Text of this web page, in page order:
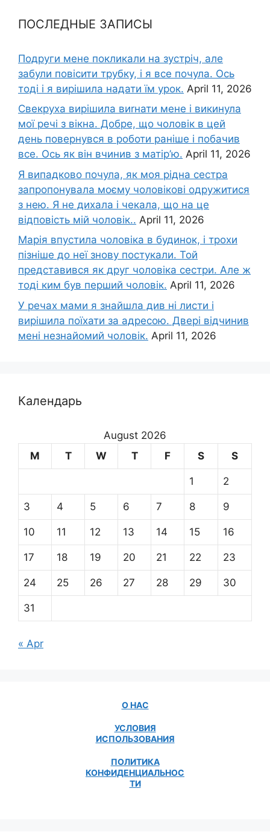
ПОСЛЕДНЫЕ ЗАПИСЫ
Подруги мене покликали на зустріч, але
забули повісити трубку, і я все почула. Ось
тоді і я вирішила надати їм урок. April 11, 2026
Свекруха вирішила виrнати мене і викинула
мої речі з вікна. Добре, що чоловік в цей
день повернувся в роботи раніше і побачив
все. Ось як він вчинив з матір’ю. April 11, 2026
Я випадково почула, як моя рідна сестра
запропонувала моєму чоловікові одружитися
з нею. Я не дихала і чекала, що на це
відповість мій чоловік.. April 11, 2026
Марія впустила чоловіка в будинок, і трохи
пізніше до неї знову постукали. Той
представився як друг чоловіка сестри. Але ж
тоді ким був перший чоловік. April 11, 2026
У речах мами я знайшла див ні листи і
вирішила поїхати за адресою. Двері відчинив
мені незнайомий чоловік. April 11, 2026
Календарь
August 2026
M
T W T F S S
1 2
3 4 5 6 7 8 9
10 11 12 13 14 15 16
17 18 19 20 21 22 23
24 25 26 27 28 29 30
31
« Apr
О НАС
УСЛОВИЯ
ИСПОЛЬЗОВАНИЯ
ПОЛИТИКА
КОНФИДЕНЦИАЛЬНОС
ТИ